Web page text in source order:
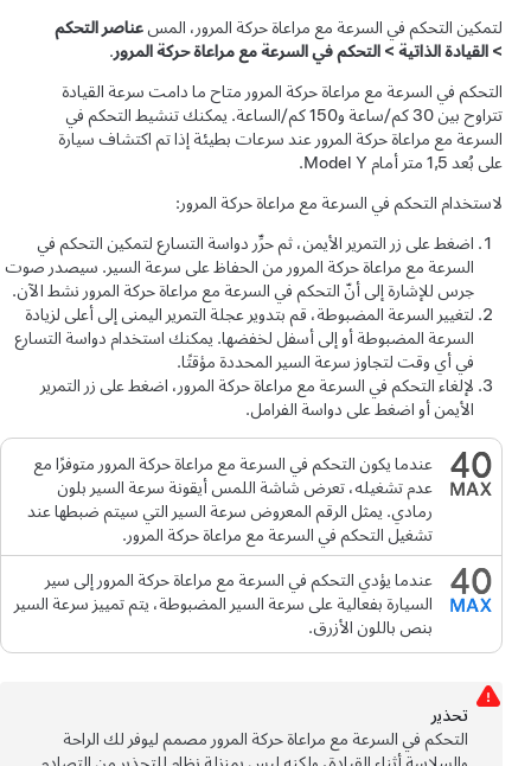
لتمكينالتحكم في السرعة مع مراعاة حركة المرور، المسعناصر التحكم
القيادة الذاتية>التحكم في السرعة مع مراعاة حركة المرور.
التحكم في السرعة مع مراعاة حركة المرورمتاح ما دامت سرعة القيادة
تتراوح بين 30 كم/ساعة و150 كم/الساعة . يمكنك تنشيطالتحكم في
السرعة مع مراعاة حركة المرورعند سرعات بطيئة إذا تم اكتشاف سيارة
على بُعد 1,5 متر أمامModel Y
.
لاستخدامالتحكم في السرعة مع مراعاة حركة المرور:
اضغط على زر التمرير الأيمن، ثم حرِّر دواسة التسارع لتمكينالتحكم في
السرعة مع مراعاة حركة المرورمن الحفاظ على سرعة السير. سيصدر صوت
جرس للإشارة إلى أنّ التحكم في السرعة مع مراعاة حركة المرورنشط الآن.
لتغيير السرعة المضبوطة، قم بتدوير عجلة التمرير اليمنى إلى أعلى لزيادة
السرعة المضبوطة أو إلى أسفل لخفضها. يمكنك استخدام دواسة التسارع
في أي وقت لتجاوز سرعة السير المحددة مؤقتًا.
لإلغاءالتحكم في السرعة مع مراعاة حركة المرور،اضغط على زر التمرير
الأيمنأو اضغط على دواسة الفرامل.
عندما يكونالتحكم في السرعة مع مراعاة حركة المرورمتوفرًا مع
عدم تشغيله، تعرضشاشة اللمسأيقونة سرعة السير بلون
رمادي. يمثل الرقم المعروض سرعة السير التي سيتم ضبطها عند
تشغيلالتحكم في السرعة مع مراعاة حركة المرور.
عندما يؤديالتحكم في السرعة مع مراعاة حركة المرورإلى سير
السيارة بفعالية على سرعة السير المضبوطة، يتم تمييز سرعة السير
بنص باللون الأزرق.
تحذﻳر
التحكم في السرعة مع مراعاة حركة المرورمصمم ليوفر لك الراحة
والسلاسة أثناء القيادة، ولكنه ليس بمنزلة نظام للتحذير من التصادم